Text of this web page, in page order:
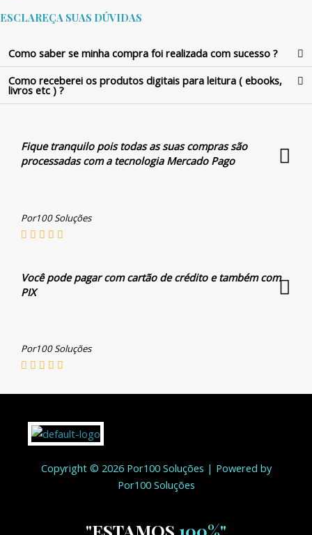
ESCLAREÇA SUAS DÚVIDAS
Como saber se minha compra foi realizada com sucesso ?
Como receberei os produtos digitais para leitura ( ebooks,
livros etc ) ?
Fique tranquilo pois todas as suas compras são
processadas com a tecnologia Mercado Pago
Por100 Soluções
Você pode pagar com cartão de crédito e também com
PIX
Por100 Soluções
Copyright © 2026 Por100 Soluções | Powered by
Por100 Soluções